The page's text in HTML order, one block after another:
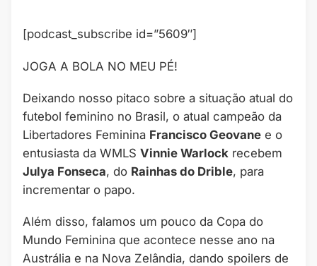
[podcast_subscribe id=”5609″]
JOGA A BOLA NO MEU PÉ!
Deixando nosso pitaco sobre a situação atual do
futebol feminino no Brasil, o atual campeão da
Libertadores Feminina Francisco Geovane e o
entusiasta da WMLS Vinnie Warlock recebem
Julya Fonseca, do Rainhas do Drible, para
incrementar o papo.
Além disso, falamos um pouco da Copa do
Mundo Feminina que acontece nesse ano na
Austrália e na Nova Zelândia, dando spoilers de